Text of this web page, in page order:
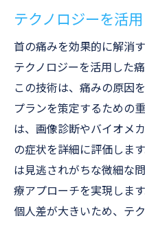
テクノロジーを活
首の痛みを効果的に解消
テクノロジーを活用した
この技術は、痛みの原因
プランを策定するための
は、画像診断やバイオメ
の症状を詳細に評価しま
は見逃されがちな微細な
療アプローチを実現しま
個人差が大きいため、テ